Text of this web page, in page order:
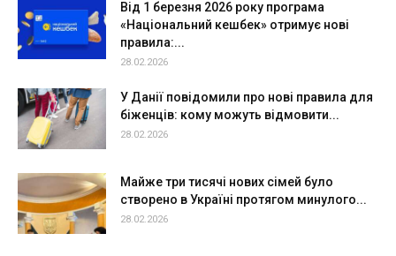
Від 1 березня 2026 року програма
«Національний кешбек» отримує нові
правила:...
28.02.2026
У Данії повідомили про нові правила для
біженців: кому можуть відмовити...
28.02.2026
Майже три тисячі нових сімей було
створено в Україні протягом минулого...
28.02.2026